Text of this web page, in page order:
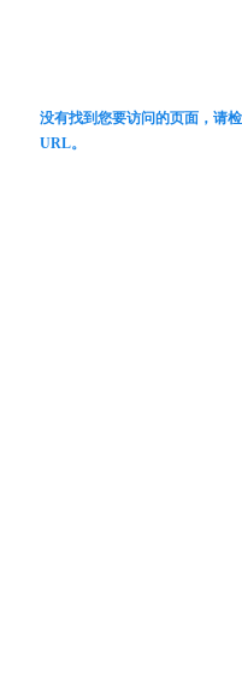
没有找到您要访问的页面，请
URL。